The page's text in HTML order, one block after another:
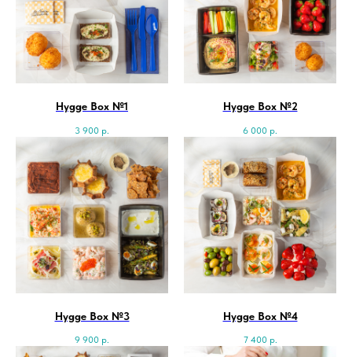
Hygge Box №1
3 900 р.
Hygge Box №2
6 000 р.
Hygge Box №3
9 900 р.
Hygge Box №4
7 400 р.